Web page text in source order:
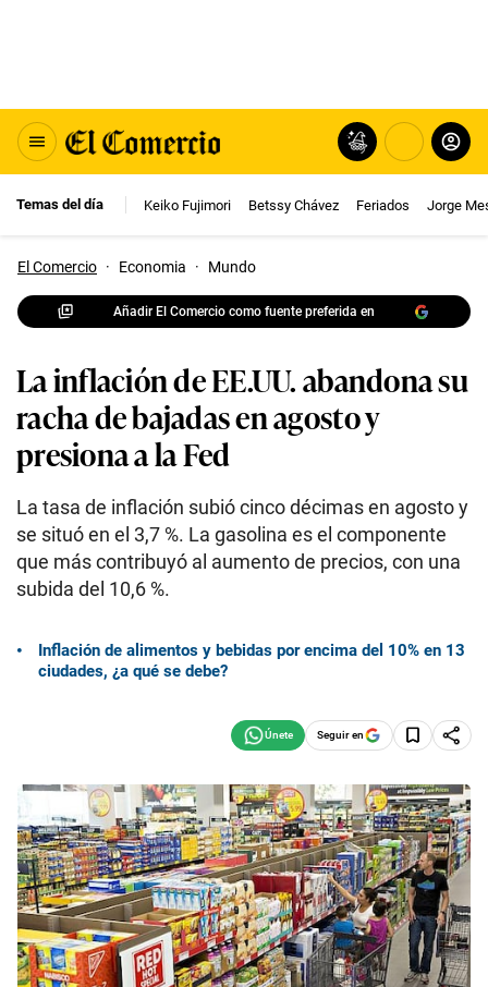
Temas del día Keiko Fujimori Betssy Chávez Feriados Jorge
El Comercio · Economia · Mundo
Añadir El Comercio como fuente preferida en
La inflación de EE.UU. abandona su
racha de bajadas en agosto y
presiona a la Fed
La tasa de inflación subió cinco décimas en agosto y
se situó en el 3,7 %. La gasolina es el componente
que más contribuyó al aumento de precios, con una
subida del 10,6 %.
Inflación de alimentos y bebidas por encima del 10% en 13
ciudades, ¿a qué se debe?
Seguir en